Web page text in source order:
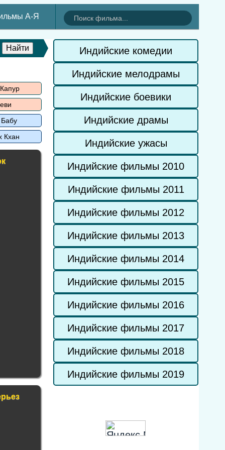
А-Я
Кхан
Индийские комедии
Индийские мелодрамы
Индийские боевики
Индийские драмы
Индийские ужасы
Индийские фильмы 2010
Индийские фильмы 2011
Индийские фильмы 2012
Индийские фильмы 2013
Индийские фильмы 2014
Индийские фильмы 2015
Индийские фильмы 2016
Индийские фильмы 2017
Индийские фильмы 2018
Индийские фильмы 2019